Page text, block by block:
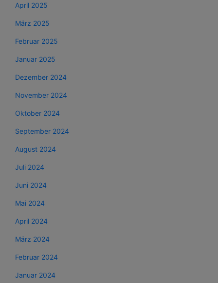
April 2025
März 2025
Februar 2025
Januar 2025
Dezember 2024
November 2024
Oktober 2024
September 2024
August 2024
Juli 2024
Juni 2024
Mai 2024
April 2024
März 2024
Februar 2024
Januar 2024